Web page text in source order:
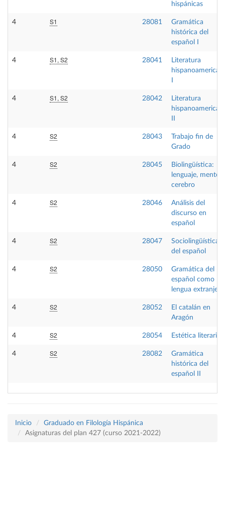
hispánicas
4 S1 28081
Gramática
histórica del
español I
4 S1, S2 28041
Literatura
4 S1, S2 28042
Literatura
4 S2 28043
Trabajo fin de
Grado
4 S2 28045
Biolingüística:
lenguaje, mente y
cerebro
4 S2 28046
Análisis del
discurso en
español
4 S2 28047
Sociolingüística
del español
4 S2 28050
Gramática del
español como
lengua extranjera
4 S2 28052
El catalán en
Aragón
4 S2 28054 Estética literaria
4 S2 28082
Gramática
histórica del
español II
Inicio
Graduado en Filología Hispánica
Asignaturas del plan 427 (curso 2021-2022)